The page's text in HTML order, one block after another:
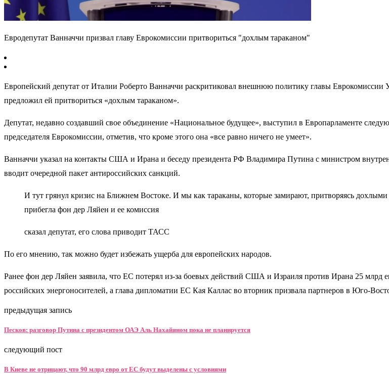
Евродепутат Ванначчи призвал главу Еврокомиссии притвориться "дохлым тараканом"
Европейский депутат от Италии Роберто Ванначчи раскритиковал внешнюю политику главы
предложил ей притвориться «дохлым тараканом».
Депутат, недавно создавший свое объединение «Национальное будущее», выступил в Европарламенте
председателя Еврокомиссии, отметив, что кроме этого она «все равно ничего не умеет».
Ванначчи указал на контакты США и Ирана и беседу президента РФ Владимира Путина с министром
вводит очередной пакет антироссийских санкций.
И тут грянул кризис на Ближнем Востоке. И мы как тараканы, которые замирают, притворяясь
прибегла фон дер Ляйен и ее комиссия
сказал депутат, его слова приводит ТАСС
По его мнению, так можно будет избежать ущерба для европейских народов.
Ранее фон дер Ляйен заявила, что ЕС потерял из-за боевых действий США и Израиля против Ирана 25 млрд
российских энергоносителей, а глава дипломатии ЕС Кая Каллас во вторник призвала партнеров в Юго-
предыдущая запись
Песков: разговор Путина с президентом ОАЭ Аль Нахайяном пока не планируется
следующий пост
В Киеве не отрицают, что 90 млрд евро от ЕС будут выделены с условиями